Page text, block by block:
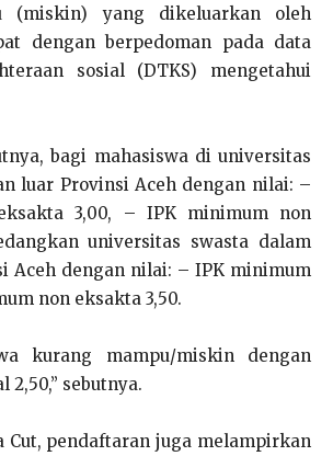
(miskin) yang dikeluarkan oleh
dengan berpedoman pada data
sosial (DTKS) mengetahui
bagi mahasiswa di universitas
luar Provinsi Aceh dengan nilai: –
3,00, – IPK minimum non
universitas swasta dalam
Aceh dengan nilai: – IPK minimum
non eksakta 3,50.
kurang mampu/miskin dengan
sebutnya.
Cut, pendaftaran juga melampirkan